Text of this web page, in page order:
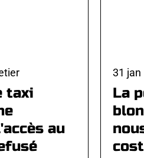
taxi
au
31
La